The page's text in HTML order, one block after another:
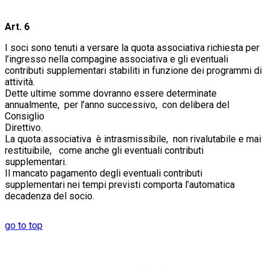
Art. 6
I soci sono tenuti a versare la quota associativa richiesta per
l’ingresso nella compagine associativa e gli eventuali
contributi supplementari stabiliti in funzione dei programmi di
attività.
Dette ultime somme dovranno essere determinate
annualmente, per l’anno successivo, con delibera del
Consiglio
La quota associativa è intrasmissibile, non rivalutabile e mai
restituibile, come anche gli eventuali contributi
Il mancato pagamento degli eventuali contributi
supplementari nei tempi previsti comporta l’automatica
decadenza del socio.
go to top